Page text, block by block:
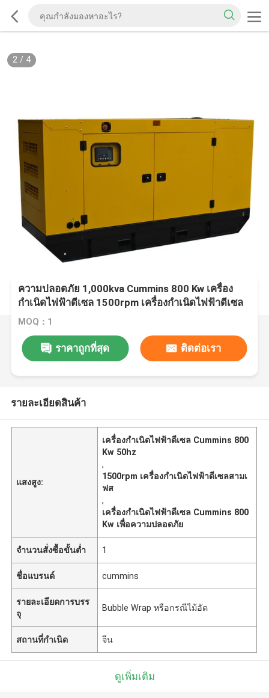
2/ 4
ความปลอดภัย 1,000kva Cummins 800 Kw เครื่อง
กำเนิดไฟฟ้าดีเซล 1500rpm เครื่องกำเนิดไฟฟ้าดีเซล
สามเฟส
MOQ：1
ราคาถูกที่สุด ติดต่อเรา
รายละเอียดสินค้า
แสงสูง:
เครื่องกำเนิดไฟฟ้าดีเซล Cummins 800
Kw 50hz
,
1500rpm เครื่องกำเนิดไฟฟ้าดีเซลสามเ
ฟส
,
เครื่องกำเนิดไฟฟ้าดีเซล Cummins 800
Kw เพื่อความปลอดภัย
จำนวนสั่งซื้อขั้นต่ำ 1
ชื่อแบรนด์ cummins
รายละเอียดการบรร
จุ
Bubble Wrap หรือกรณีไม้อัด
สถานที่กำเนิด จีน
ดูเพิ่มเติม